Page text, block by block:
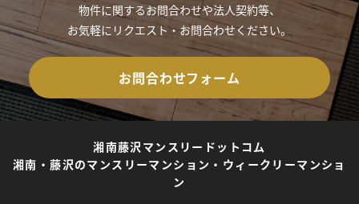
物件に関するお問合わせや法人契約等、
お気軽にリクエスト・お問合わせください。
お問合わせフォーム
湘南藤沢マンスリードットコム
湘南・藤沢のマンスリーマンション・ウィークリーマンショ
ン